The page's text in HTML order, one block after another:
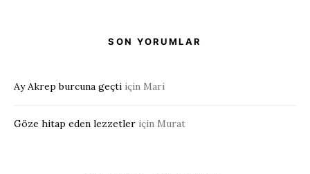
SON YORUMLAR
Ay Akrep burcuna geçti için Mari
Göze hitap eden lezzetler için Murat